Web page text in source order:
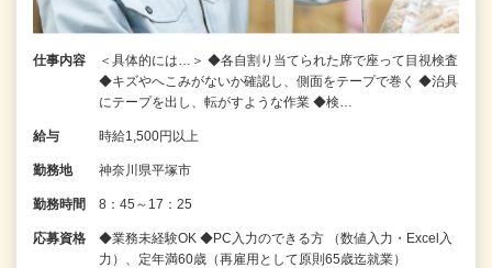
仕事内容
＜具体的には…＞ ◆各自割り当てられた席で座って目視検査
◆キズやへこみがないか確認し、側面をテープで巻く ◆治具
にテープを出し、転がすような作業 ◆検…
給与 時給1,500円以上
勤務地 神奈川県平塚市
勤務時間 8：45～17：25
応募資格
◆業務未経験OK ◆PC入力のできる方 （数値入力・Excel入
力）、定年満60歳（再雇用として原則65歳迄就業）